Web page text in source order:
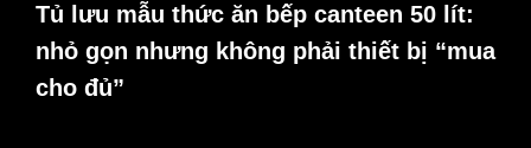
Tủ lưu mẫu thức ăn bếp canteen 50 lít:
nhỏ gọn nhưng không phải thiết bị “mua
cho đủ”